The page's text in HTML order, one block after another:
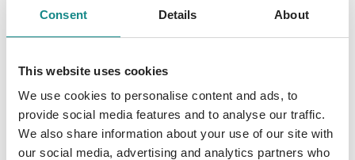
Consent Details About
This website uses cookies
We use cookies to personalise content and ads, to
provide social media features and to analyse our traffic.
We also share information about your use of our site with
our social media, advertising and analytics partners who
Da näherte sich ihm ein bärtiger Riese,
an?», sagte der Unbekannte mit tiefer
Stimme. «?Lass mich in Ruhe!?» fauchte ihn
Päuli an. Doch der Mann liess nicht locker und
folgte ihm bis zur Tür des Umkleideraums. «?
Wenn du willst, kann ich dir helfen, sagte er.